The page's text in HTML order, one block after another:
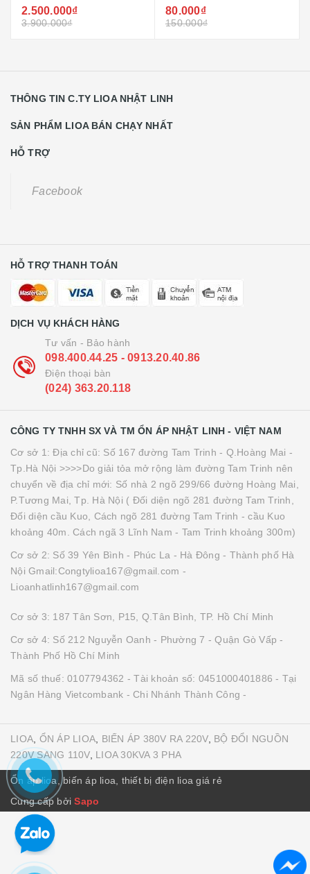
2.500.000₫
3.900.000₫
CHẤU DÂY 3M
80.000₫
150.000₫
THÔNG TIN C.TY LIOA NHẬT LINH
SẢN PHẨM LIOA BÁN CHẠY NHẤT
HỖ TRỢ
Facebook
HỖ TRỢ THANH TOÁN
DỊCH VỤ KHÁCH HÀNG
Tư vấn - Bảo hành
098.400.44.25 - 0913.20.40.86
Điện thoại bàn
(024) 363.20.118
CÔNG TY TNHH SX VÀ TM ỔN ÁP NHẬT LINH - VIỆT NAM
Cơ sở 1: Địa chỉ cũ: Số 167 đường Tam Trinh - Q.Hoàng Mai -
Tp.Hà Nội >>>>Do giải tỏa mở rộng làm đường Tam Trinh nên
chuyển về địa chỉ mới: Số nhà 2 ngõ 299/66 đường Hoàng Mai,
P.Tương Mai, Tp. Hà Nội ( Đối diện ngõ 281 đường Tam Trinh,
Đối diện cầu Kuo, Cách ngõ 281 đường Tam Trinh - cầu Kuo
khoảng 40m. Cách ngã 3 Lĩnh Nam - Tam Trinh khoảng 300m)
Cơ sở 2: Số 39 Yên Bình - Phúc La - Hà Đông - Thành phố Hà
Nội Gmail:Congtylioa167@gmail.com -
Lioanhatlinh167@gmail.com
Cơ sở 3: 187 Tân Sơn, P15, Q.Tân Bình, TP. Hồ Chí Minh
Cơ sở 4: Số 212 Nguyễn Oanh - Phường 7 - Quận Gò Vấp -
Thành Phố Hồ Chí Minh
Mã số thuế: 0107794362 - Tài khoản số: 0451000401886 - Tại
Ngân Hàng Vietcombank - Chi Nhánh Thành Công -
LIOA, ỔN ÁP LIOA, BIẾN ÁP 380V RA 220V, BỘ ĐỔI NGUỒN
220V SANG 110V, LIOA 30KVA 3 PHA
Ổn áp lioa, biến áp lioa, thiết bị điện lioa giá rẻ
Cung cấp bởiSapo